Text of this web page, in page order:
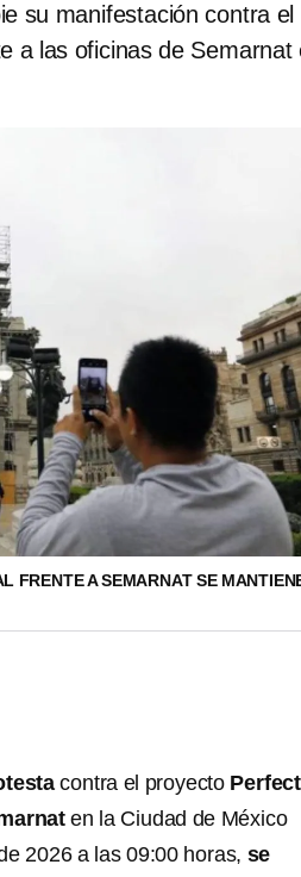
su manifestación contra el
a las oficinas de Semarnat
FRENTE A SEMARNAT SE
contra el proyecto Perfect
en la Ciudad de México
2026 a las 09:00 horas, se